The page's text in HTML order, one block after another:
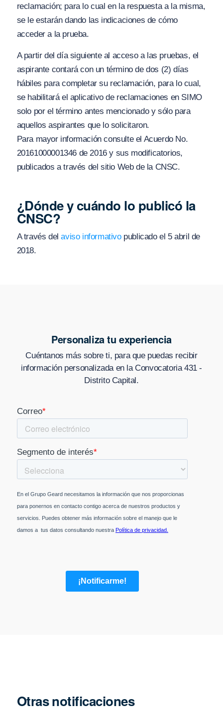
reclamación; para lo cual en la respuesta a la misma,
se le estarán dando las indicaciones de cómo
acceder a la prueba.
A partir del día siguiente al acceso a las pruebas, el
aspirante contará con un término de dos (2) días
hábiles para completar su reclamación, para lo cual,
se habilitará el aplicativo de reclamaciones en SIMO
solo por el término antes mencionado y sólo para
aquellos aspirantes que lo solicitaron.
Para mayor información consulte el Acuerdo No.
20161000001346 de 2016 y sus modificatorios,
publicados a través del sitio Web de la CNSC.
¿Dónde y cuándo lo publicó la
CNSC?
A través delaviso informativopublicado el 5 abril de
2018.
Personaliza tu experiencia
Cuéntanos más sobre ti, para que puedas recibir
información personalizada en la Convocatoria 431 -
Distrito Capital .
Otras notificaciones